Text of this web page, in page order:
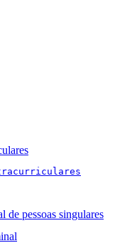
de pessoas singulares